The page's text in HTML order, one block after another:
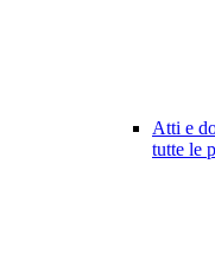
Atti e
tutte le